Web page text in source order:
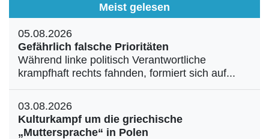
Meist gelesen
05.08.2026
Gefährlich falsche Prioritäten
Während linke politisch Verantwortliche
krampfhaft rechts fahnden, formiert sich auf...
03.08.2026
Kulturkampf um die griechische
„Muttersprache“ in Polen